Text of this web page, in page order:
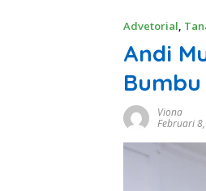
Advetorial,
Andi
Viona
Februari